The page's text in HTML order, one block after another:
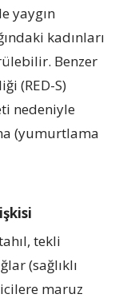
yaygın
kadınları
Benzer
(RED-S)
nedeniyle
(yumurtlama
tekli
(sağlıklı
maruz